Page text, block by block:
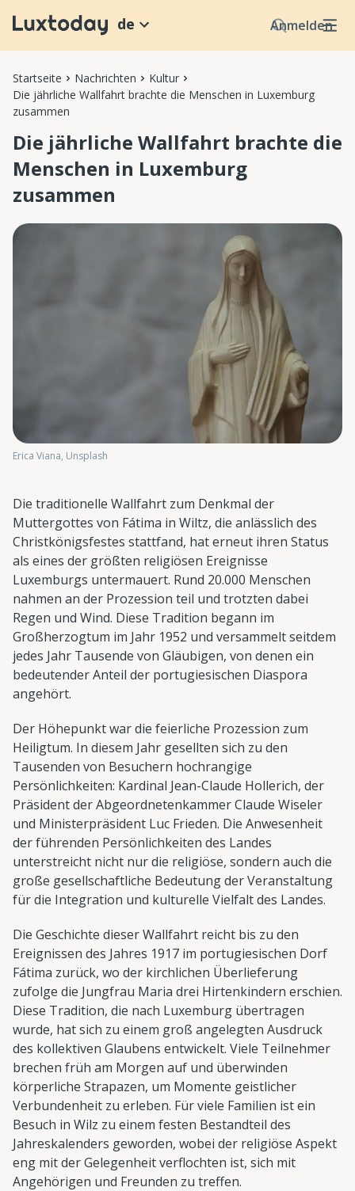
Anmelden
de
Startseite Nachrichten
Kultur
Die jährliche Wallfahrt brachte die Menschen in Luxemburg
zusammen
Die jährliche Wallfahrt brachte die
Menschen in Luxemburg
zusammen
Erica Viana, Unsplash
Die traditionelle Wallfahrt zum Denkmal der
Muttergottes von Fátima in Wiltz, die anlässlich des
Christkönigsfestes stattfand, hat erneut ihren Status
als eines der größten religiösen Ereignisse
Luxemburgs untermauert. Rund 20.000 Menschen
nahmen an der Prozession teil und trotzten dabei
Regen und Wind. Diese Tradition begann im
Großherzogtum im Jahr 1952 und versammelt seitdem
jedes Jahr Tausende von Gläubigen, von denen ein
bedeutender Anteil der portugiesischen Diaspora
angehört.
Der Höhepunkt war die feierliche Prozession zum
Heiligtum. In diesem Jahr gesellten sich zu den
Tausenden von Besuchern hochrangige
Persönlichkeiten: Kardinal Jean-Claude Hollerich, der
Präsident der Abgeordnetenkammer Claude Wiseler
und Ministerpräsident Luc Frieden. Die Anwesenheit
der führenden Persönlichkeiten des Landes
unterstreicht nicht nur die religiöse, sondern auch die
große gesellschaftliche Bedeutung der Veranstaltung
für die Integration und kulturelle Vielfalt des Landes.
Die Geschichte dieser Wallfahrt reicht bis zu den
Ereignissen des Jahres 1917 im portugiesischen Dorf
Fátima zurück, wo der kirchlichen Überlieferung
zufolge die Jungfrau Maria drei Hirtenkindern erschien.
Diese Tradition, die nach Luxemburg übertragen
wurde, hat sich zu einem groß angelegten Ausdruck
des kollektiven Glaubens entwickelt. Viele Teilnehmer
brechen früh am Morgen auf und überwinden
körperliche Strapazen, um Momente geistlicher
Verbundenheit zu erleben. Für viele Familien ist ein
Besuch in Wilz zu einem festen Bestandteil des
Jahreskalenders geworden, wobei der religiöse Aspekt
eng mit der Gelegenheit verflochten ist, sich mit
Angehörigen und Freunden zu treffen.